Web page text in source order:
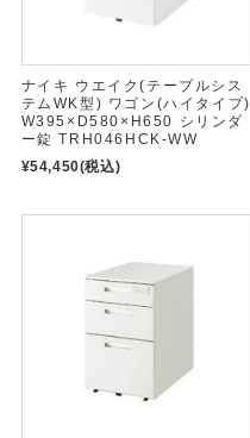
ナイキ ウエイク(テーブルシス
テムWK型) ワゴン(ハイタイプ)
W395×D580×H650 シリンダ
ー錠 TRH046HCK-WW
¥54,450(税込)